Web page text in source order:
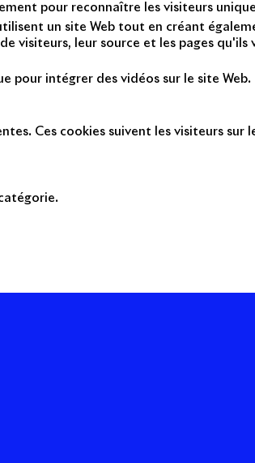
pour reconnaître les visiteurs
un site Web tout en créant
visiteurs, leur source et les pages qu'ils
pour intégrer des vidéos sur le site Web.
Ces cookies suivent les visiteurs sur